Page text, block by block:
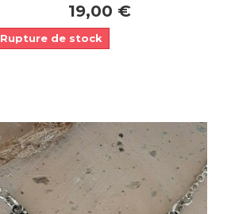
19,00 €
Rupture de stock